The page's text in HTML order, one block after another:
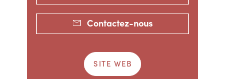
Contactez-nous
SITE WEB